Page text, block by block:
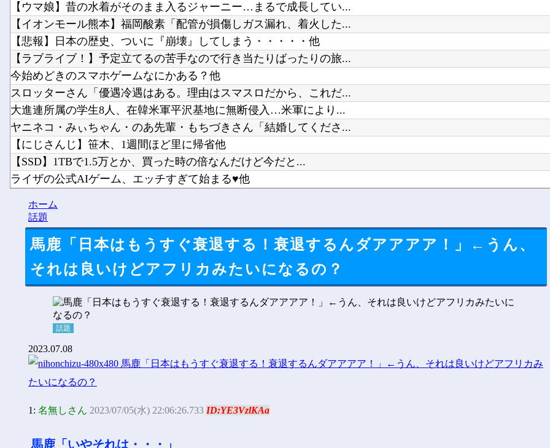
【ウマ娘】昔の水着がそのまま入るジャーニー…まるで成長してい...
【イオンモール熊本】福岡酸素「配管が損傷しガス漏れ、着火した...
【悲報】日本の歴史、ついに『崩壊』してしまう・・・・・他
【ラブライブ！】予定立てるの苦手なので行き当たりばったりの旅...
今始めどきのスマホゲームなにかある？他
スロッターさん「優遇冷遇はある。理由はスマスロだから、これだ...
大進連所属の学生8人、在韓米軍平沢基地に無断侵入…米軍により...
ヤニネコ・みぃちゃん・のあ先輩・もちづきさん「結婚してくださ...
【にじさんじ】笹木、1週間ほど里に帰省他
【SSD】1TBで1.5万とか、買った時の倍なんだけど今だと...
ライザの公式AIゲーム、エッチすぎて始まる♥他
【にじさんじ】8月7日(金)22:00から周央サンゴ、志摩ス...
ホーム
話題
馬鹿「日本はもうすぐ衰退する！衰退するんダアアアア！」←うん、
それは良いけどアフリカみたいになるの？
話題
2023.07.08
1: 名無しさん 2023/07/05(水) 22:06:26.733 ID:YE3VzlKAa
馬鹿「いやそれは・・・」